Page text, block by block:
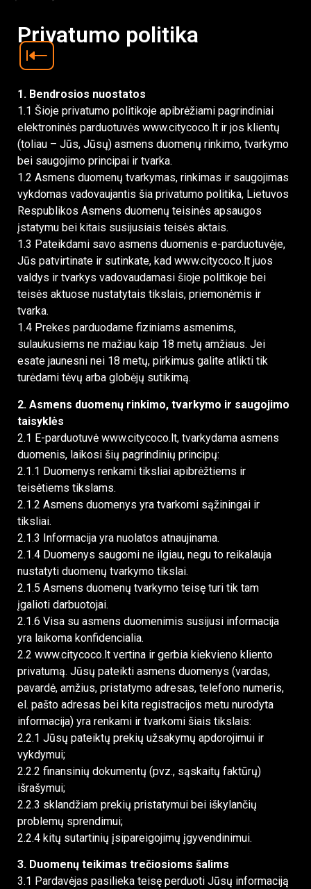
Privatumo politika
1. Bendrosios nuostatos
1.1 Šioje privatumo politikoje apibrėžiami pagrindiniai
elektroninės parduotuvės www.citycoco.lt ir jos klientų
(toliau – Jūs, Jūsų) asmens duomenų rinkimo, tvarkymo
bei saugojimo principai ir tvarka.
1.2 Asmens duomenų tvarkymas, rinkimas ir saugojimas
vykdomas vadovaujantis šia privatumo politika, Lietuvos
Respublikos Asmens duomenų teisinės apsaugos
įstatymu bei kitais susijusiais teisės aktais.
1.3 Pateikdami savo asmens duomenis e-parduotuvėje,
Jūs patvirtinate ir sutinkate, kad www.citycoco.lt juos
valdys ir tvarkys vadovaudamasi šioje politikoje bei
teisės aktuose nustatytais tikslais, priemonėmis ir
tvarka.
1.4 Prekes parduodame fiziniams asmenims,
sulaukusiems ne mažiau kaip 18 metų amžiaus. Jei
esate jaunesni nei 18 metų, pirkimus galite atlikti tik
turėdami tėvų arba globėjų sutikimą.
2. Asmens duomenų rinkimo, tvarkymo ir saugojimo
taisyklės
2.1 E-parduotuvė www.citycoco.lt, tvarkydama asmens
duomenis, laikosi šių pagrindinių principų:
2.1.1 Duomenys renkami tiksliai apibrėžtiems ir
teisėtiems tikslams.
2.1.2 Asmens duomenys yra tvarkomi sąžiningai ir
tiksliai.
2.1.3 Informacija yra nuolatos atnaujinama.
2.1.4 Duomenys saugomi ne ilgiau, negu to reikalauja
nustatyti duomenų tvarkymo tikslai.
2.1.5 Asmens duomenų tvarkymo teisę turi tik tam
įgalioti darbuotojai.
2.1.6 Visa su asmens duomenimis susijusi informacija
yra laikoma konfidencialia.
2.2 www.citycoco.lt vertina ir gerbia kiekvieno kliento
privatumą. Jūsų pateikti asmens duomenys (vardas,
pavardė, amžius, pristatymo adresas, telefono numeris,
el. pašto adresas bei kita registracijos metu nurodyta
informacija) yra renkami ir tvarkomi šiais tikslais:
2.2.1 Jūsų pateiktų prekių užsakymų apdorojimui ir
vykdymui;
2.2.2 finansinių dokumentų (pvz., sąskaitų faktūrų)
išrašymui;
2.2.3 sklandžiam prekių pristatymui bei iškylančių
problemų sprendimui;
2.2.4 kitų sutartinių įsipareigojimų įgyvendinimui.
3. Duomenų teikimas trečiosioms šalims
3.1 Pardavėjas pasilieka teisę perduoti Jūsų informaciją